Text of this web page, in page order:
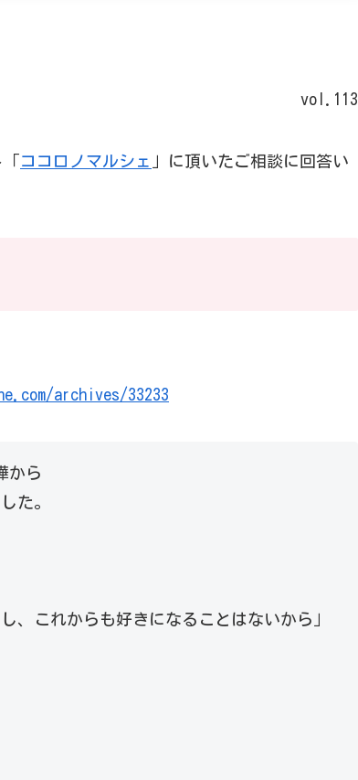
vol.113
「ココロノマルシェ 」に頂いたご相談に回答い
archives/33233
から
た。
、これからも好きになることはないから」